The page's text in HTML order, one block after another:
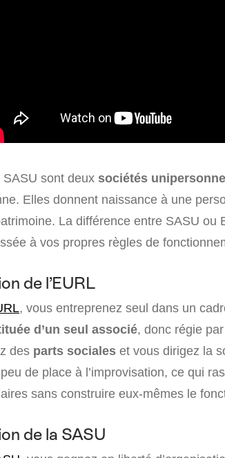
SASU sont deux sociétés
Elles donnent naissance à une
La différence entre SASU ou
à vos propres règles de
de l’EURL
, vous entreprenez seul dans un
d’un seul associé, donc régie
des parts sociales et vous dirigez la
de place à l’improvisation, ce qui
sans construire eux-mêmes le
de la SASU